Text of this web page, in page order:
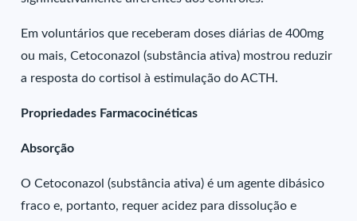
Em voluntários que receberam doses diárias de 400mg
ou mais, Cetoconazol (substância ativa) mostrou reduzir
a resposta do cortisol à estimulação do ACTH.
Propriedades Farmacocinéticas
Absorção
O Cetoconazol (substância ativa) é um agente dibásico
fraco e, portanto, requer acidez para dissolução e